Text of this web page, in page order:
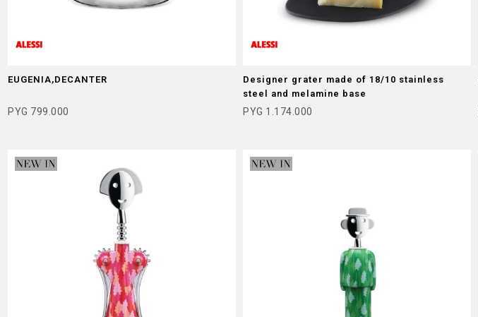
EUGENIA,DECANTER
PYG 799.000
Designer grater made of 18/10 stainless
steel and melamine base
PYG 1.174.000